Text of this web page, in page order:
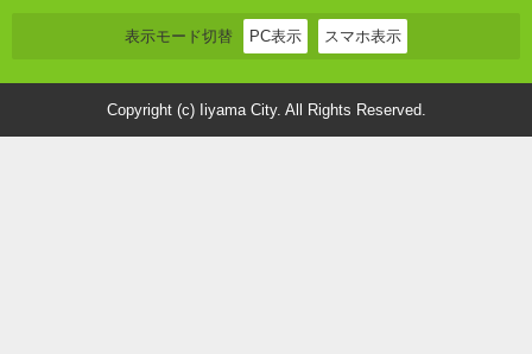
表示モード切替 PC表示 スマホ表示
Copyright (c) Iiyama City. All Rights Reserved.